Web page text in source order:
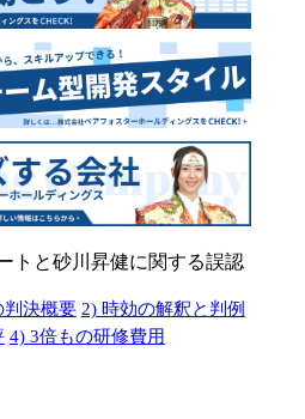
トと砂川昇健に関する誤認
判決概要 2) 時効の解釈と判例
4) 3倍もの研修費用